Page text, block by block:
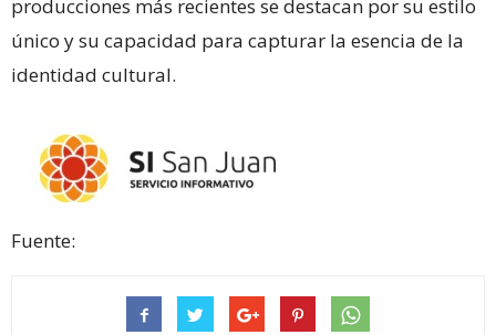
producciones más recientes se destacan por su estilo
único y su capacidad para capturar la esencia de la
identidad cultural.
Fuente: